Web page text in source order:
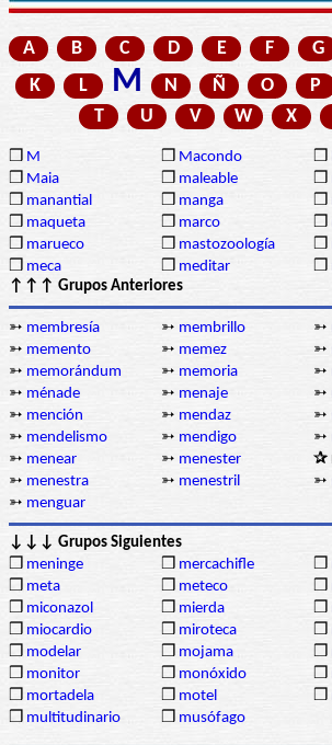
A B C D E F G
K
L M N Ñ O P
T
U V W X
❒ M ❒ Macondo ❒
❒ Maia ❒ maleable ❒
❒ manantial ❒ manga ❒
❒ maqueta ❒ marco ❒
❒ marueco ❒ mastozoología ❒
❒ meca ❒ meditar ❒
↑↑↑ Grupos Anteriores
➳ membresía ➳ membrillo ➳
➳ memento ➳ memez ➳
➳ memorándum ➳ memoria ➳
➳ ménade ➳ menaje ➳
➳ mención ➳ mendaz ➳
➳ mendelismo ➳ mendigo ➳
➳ menear ➳ menester
✰
➳ menestra ➳ menestril ➳
➳ menguar
↓↓↓ Grupos Siguientes
❒ meninge ❒ mercachifle ❒
❒ meta ❒ meteco ❒
❒ miconazol ❒ mierda ❒
❒ miocardio ❒ miroteca ❒
❒ modelar ❒ mojama ❒
❒ monitor ❒ monóxido ❒
❒ mortadela ❒ motel ❒
❒ multitudinario ❒ musófago